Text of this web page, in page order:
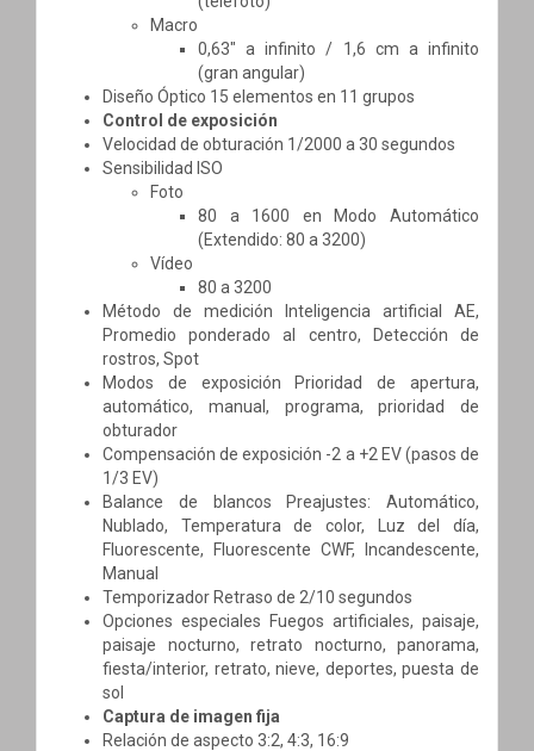
Macro
0,63" a infinito / 1,6 cm a infinito
(gran angular)
Diseño Óptico 15 elementos en 11 grupos
Control de exposición
Velocidad de obturación 1/2000 a 30 segundos
Sensibilidad ISO
Foto
80 a 1600 en Modo Automático
(Extendido: 80 a 3200)
Vídeo
80 a 3200
Método de medición Inteligencia artificial AE,
Promedio ponderado al centro, Detección de
rostros, Spot
Modos de exposición Prioridad de apertura,
automático, manual, programa, prioridad de
obturador
Compensación de exposición -2 a +2 EV (pasos de
1/3 EV)
Balance de blancos Preajustes: Automático,
Nublado, Temperatura de color, Luz del día,
Fluorescente, Fluorescente CWF, Incandescente,
Manual
Temporizador Retraso de 2/10 segundos
Opciones especiales Fuegos artificiales, paisaje,
paisaje nocturno, retrato nocturno, panorama,
fiesta/interior, retrato, nieve, deportes, puesta de
sol
Captura de imagen fija
Relación de aspecto 3:2, 4:3, 16:9